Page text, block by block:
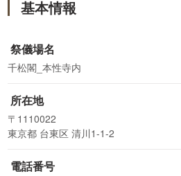
基本情報
祭儀場名
千松閣_本性寺内
所在地
〒1110022
東京都 台東区 清川1-1-2
電話番号